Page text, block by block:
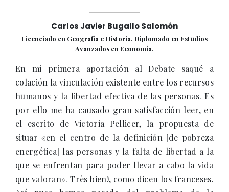
Carlos Javier Bugallo Salomón
Licenciado en Geografía e Historia. Diplomado en Estudios
Avanzados en Economía.
En mi primera aportación al Debate saqué a
colación la vinculación existente entre los recursos
humanos y la libertad efectiva de las personas. Es
por ello me ha causado gran satisfacción leer, en
el escrito de Victoria Pellicer, la propuesta de
situar «en el centro de la definición [de pobreza
energética] las personas y la falta de libertad a la
que se enfrentan para poder llevar a cabo la vida
que valoran». Très bien!, como dicen los franceses.